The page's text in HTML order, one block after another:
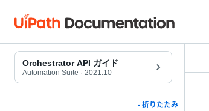
Orchestrator API ガイド
Automation Suite · 2021.10
- 折りたたみ